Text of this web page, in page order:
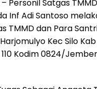
Personil Satgas
Inf Adi Santoso
TMMD dan Para
Kec Silo
Kodim 0824/